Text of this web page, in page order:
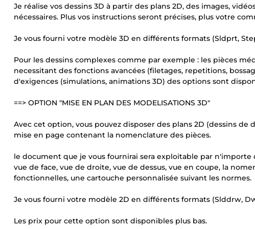
Je réalise vos dessins 3D à partir des plans 2D, des images,
nécessaires. Plus vos instructions seront précises, plus votre
Je vous fourni votre modèle 3D en différents formats (Sldprt,
Pour les dessins complexes comme par exemple : les pièces
necessitant des fonctions avancées (filetages, repetitions,
d'exigences (simulations, animations 3D) des options sont
==> OPTION "MISE EN PLAN DES MODELISATIONS 3D"
Avec cet option, vous pouvez disposer des plans 2D (dessins
mise en page contenant la nomenclature des pièces.
le document que je vous fournirai sera exploitable par
vue de face, vue de droite, vue de dessus, vue en coupe, la
fonctionnelles, une cartouche personnalisée suivant les normes.
Je vous fourni votre modèle 2D en différents formats (Slddrw,
Les prix pour cette option sont disponibles plus bas.